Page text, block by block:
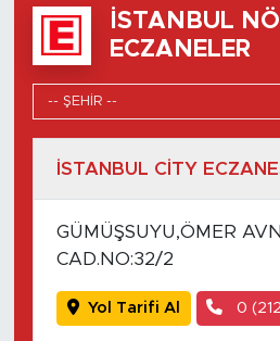
İSTANBUL
ECZANELER
İSTANBUL CİTY
GÜMÜŞSUYU,ÖMER
CAD.NO:32/2
Yol Tarifi Al 0